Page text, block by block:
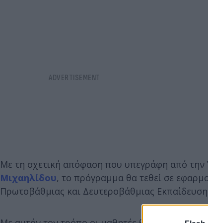
Με τη σχετική απόφαση που υπεγράφη από
Μιχαηλίδου, το πρόγραμμα θα τεθεί σε
Πρωτοβάθμιας και Δευτεροβάθμιας